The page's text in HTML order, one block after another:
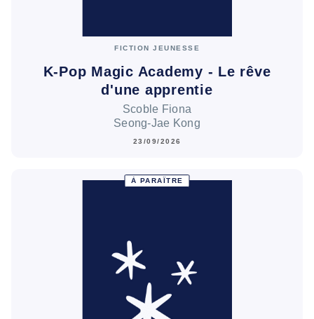
FICTION JEUNESSE
K-Pop Magic Academy - Le rêve
d'une apprentie
Scoble Fiona
Seong-Jae Kong
23/09/2026
À PARAÎTRE